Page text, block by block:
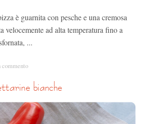
è guarnita con pesche e una cremosa
velocemente ad alta temperatura fino a
...
commento
bianche